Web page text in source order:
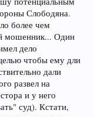
Слободяна.
более чем
мошенник... Один
дело
чтобы ему дли
дали
развел на
и у него
суд). Кстати,